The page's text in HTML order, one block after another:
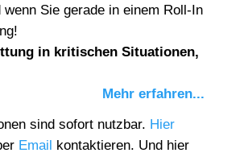
wenn Sie gerade in einem Roll-In
in kritischen Situationen,
Mehr erfahren...
sind sofort nutzbar. Hier
Email kontaktieren. Und hier